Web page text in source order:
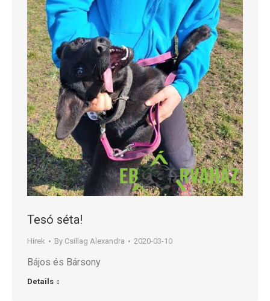
Tesó séta!
Hírek By Csillag Alexandra 2020-03-10
Bájos és Bársony
Details